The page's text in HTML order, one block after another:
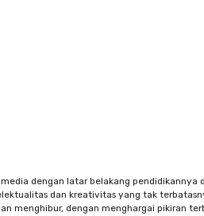
dengan latar belakang pendidikannya
dan kreativitas yang tak
menghibur, dengan menghargai pikiran